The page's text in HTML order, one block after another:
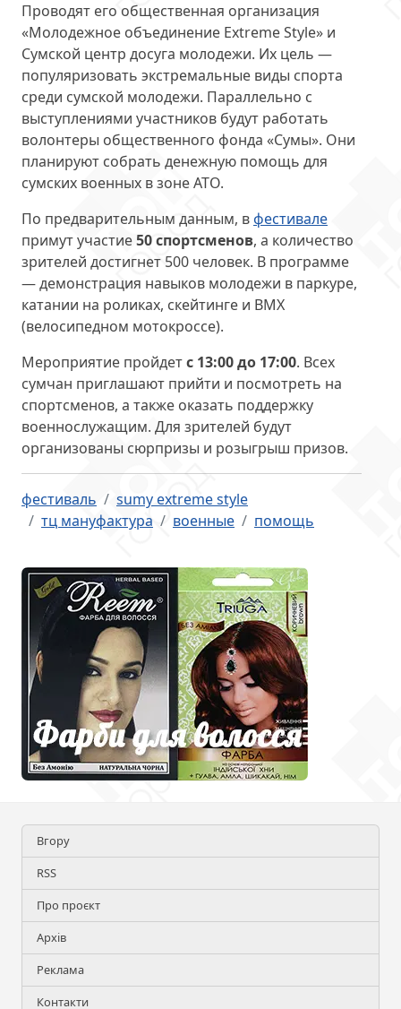
Проводят его общественная организация
«Молодежное объединение Extreme Style» и
Сумской центр досуга молодежи. Их цель —
популяризовать экстремальные виды спорта
среди сумской молодежи. Параллельно с
выступлениями участников будут работать
волонтеры общественного фонда «Сумы». Они
планируют собрать денежную помощь для
сумских военных в зоне АТО.
По предварительным данным, вфестивале
примут участие50 спортсменов, а количество
зрителей достигнет 500 человек. В программе
— демонстрация навыков молодежи в паркуре,
катании на роликах, скейтинге и BMX
(велосипедном мотокроссе).
Мероприятие пройдетс 13:00 до 17:00. Всех
сумчан приглашают прийти и посмотреть на
спортсменов, а также оказать поддержку
военнослужащим. Для зрителей будут
организованы сюрпризы и розыгрыш призов.
фестиваль
sumy extreme style
тц мануфактура
военные помощь
Вгору
RSS
Про проєкт
Архів
Реклама
Контакти